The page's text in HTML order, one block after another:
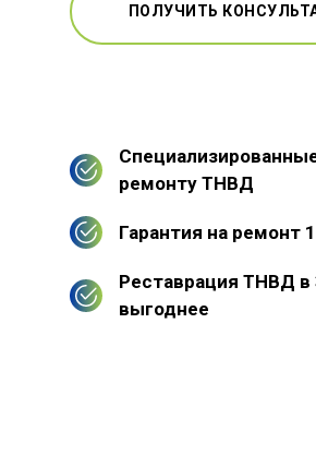
ПОЛУЧИТЬ
ремонту ТНВД
Гарантия на ремонт
Реставрация ТНВД в
выгоднее